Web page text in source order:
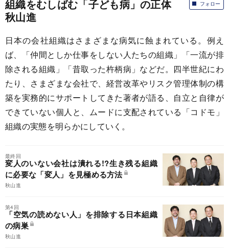
フォロー
組織をむしばむ「子ども病」の正体
秋山進
日本の会社組織はさまざまな病気に蝕まれている。例え
ば、「仲間としか仕事をしない人たちの組織」「一流が排
除される組織」「昔取った杵柄病」などだ。四半世紀にわ
たり、さまざまな会社で、経営改革やリスク管理体制の構
築を実務的にサポートしてきた著者が語る、自立と自律が
できていない個人と、ムードに支配されている「コドモ」
組織の実態を明らかにしていく。
最終回
変人のいない会社は潰れる!?生き残る組織
に必要な「変人」を見極める方法
秋山進
第4回
「空気の読めない人」を排除する日本組織
の病巣
秋山進